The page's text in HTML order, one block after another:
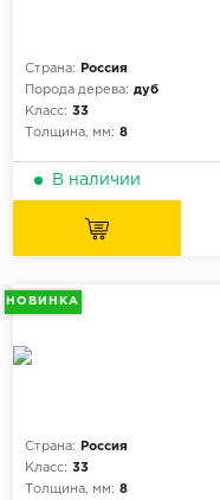
Страна:
Россия
Порода дерева: дуб
Класс: 33
Толщина, мм: 8
В наличии
НОВИНКА
Страна:
Россия
Класс: 33
Толщина, мм: 8